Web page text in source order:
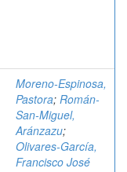
Moreno-Espinosa,
Pastora; Román-
San-Miguel,
Aránzazu;
Olivares-García,
Francisco José